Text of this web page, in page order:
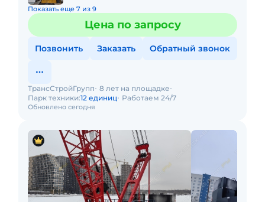
Показать еще 7 из 9
Цена по запросу
Позвонить Заказать Обратный звонок
Обновлено сегодня
ТрансСтройГрупп 8 лет на площадке
Парк техники:12 единиц Работаем 24/7